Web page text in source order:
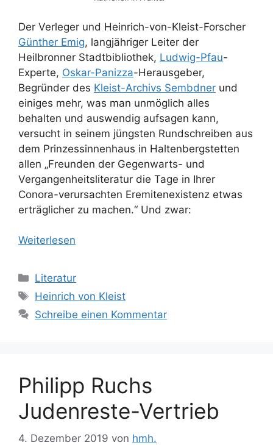
Der Verleger und Heinrich-von-Kleist-Forscher
Günther Emig, langjähriger Leiter der
Heilbronner Stadtbibliothek, Ludwig-Pfau-
Experte, Oskar-Panizza-Herausgeber,
Begründer des Kleist-Archivs Sembdner und
einiges mehr, was man unmöglich alles
behalten und auswendig aufsagen kann,
versucht in seinem jüngsten Rundschreiben aus
dem Prinzessinnenhaus in Haltenbergstetten
allen „Freunden der Gegenwarts- und
Vergangenheitsliteratur die Tage in Ihrer
Conora-verursachten Eremitenexistenz etwas
erträglicher zu machen.“ Und zwar:
Weiterlesen
Kategorien
Literatur
Schlagwörter
Heinrich von Kleist
Schreibe einen Kommentar
Philipp Ruchs
Judenreste-Vertrieb
4. Dezember 2019 von hmh.